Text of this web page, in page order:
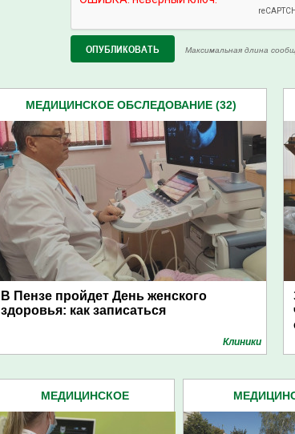
Максимальная длина
МЕДИЦИНСКОЕ ОБСЛЕДОВАНИЕ (32)
В Пензе пройдет День женского
здоровья: как записаться
Клиники
МЕДИЦИНСКОЕ